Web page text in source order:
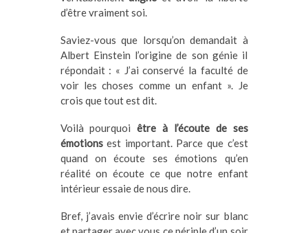
d’être vraiment soi.
Saviez-vous que lorsqu’on demandait à
Albert Einstein l’origine de son génie il
répondait : « J’ai conservé la faculté de
voir les choses comme un enfant ». Je
crois que tout est dit.
Voilà pourquoiêtre à l’écoute de ses
émotionsest important. Parce que c’est
quand on écoute ses émotions qu’en
réalité on écoute ce que notre enfant
intérieur essaie de nous dire.
Bref, j’avais envie d’écrire noir sur blanc